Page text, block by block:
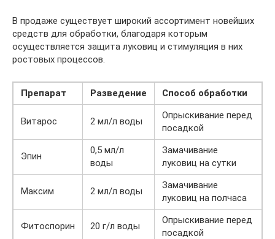
В продаже существует широкий ассортимент новейших
средств для обработки, благодаря которым
осуществляется защита луковиц и стимуляция в них
ростовых процессов.
Препарат Разведение Способ обработки
Витарос 2 мл/л воды
Опрыскивание перед
посадкой
Эпин
0,5 мл/л
воды
Замачивание
луковиц на сутки
Максим 2 мл/л воды
Замачивание
луковиц на полчаса
Фитоспорин 20 г/л воды
Опрыскивание перед
посадкой